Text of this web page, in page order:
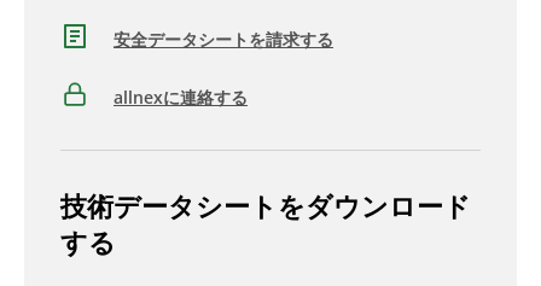
安全データシートを請求する
allnexに連絡する
技術データシートをダウンロード
する